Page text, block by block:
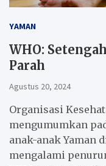
YAMAN
WHO:
Parah
Agustus 20, 2024
Organisasi
mengumumkan
anak-anak Yaman
mengalami